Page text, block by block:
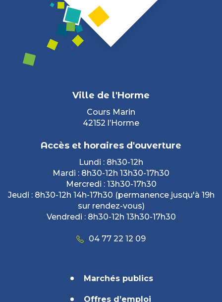
Ville de l'Horme
Cours Marin
42152 l’Horme
Accès et horaires d'ouverture
Lundi : 8h30-12h
Mardi : 8h30-12h 13h30-17h30
Mercredi : 13h30-17h30
Jeudi : 8h30-12h 14h-17h30 (permanence jusqu'à 19h
sur rendez-vous)
Vendredi : 8h30-12h 13h30-17h30
04 77 22 12 09
Marchés publics
Offres d’emploi